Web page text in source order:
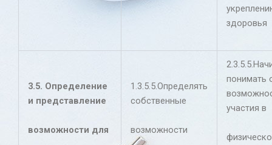
здоровья
3.5. Определение
и представление
возможности для
1.3.5.5.Определять
собственные
возможности
понимать
участия в